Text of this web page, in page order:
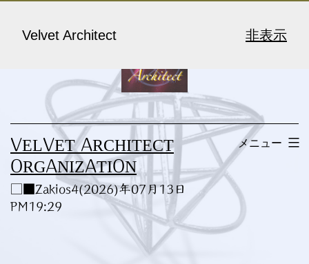
へ
ス
キ
ッ
VELVET ARCHITECT
ORGANIZATION
□■Zakios4(2026)年07月13日
PM19:29
メニュー
Velvet Architect 非表示